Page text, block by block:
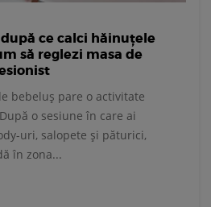
ce calci hăinuțele
să reglezi masa de
bebeluș pare o activitate
o sesiune în care ai
uri, salopete și păturici,
în zona...